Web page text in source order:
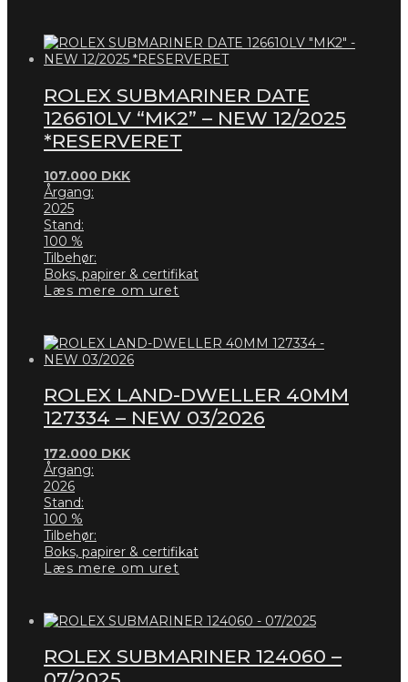
ROLEX SUBMARINER DATE
126610LV “MK2” – NEW 12/2025
*RESERVERET
107.000 DKK
Årgang:
2025
Stand:
100 %
Tilbehør:
Boks, papirer & certifikat
Læs mere om uret
ROLEX LAND-DWELLER 40MM
127334 – NEW 03/2026
172.000 DKK
Årgang:
2026
Stand:
100 %
Tilbehør:
Boks, papirer & certifikat
Læs mere om uret
ROLEX SUBMARINER 124060 –